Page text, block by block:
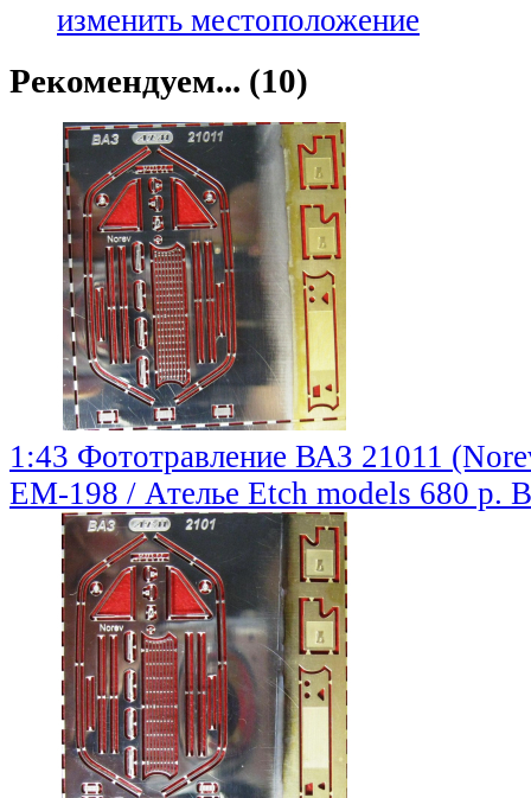
изменить местоположение
Рекомендуем... (10)
1:43 Фототравление ВАЗ 21011
EM-198 / Ателье Etch models 680 р.